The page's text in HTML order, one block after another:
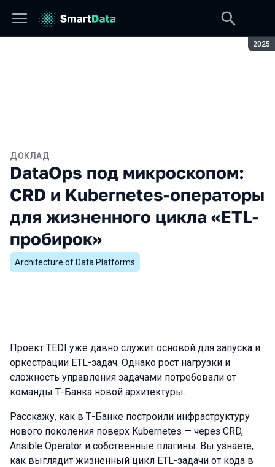
2025
ДОКЛАД
DataOps под микроскопом:
CRD и Kubernetes-операторы
для жизненного цикла «ETL-
пробирок»
Architecture of Data Platforms
Проект TEDI уже давно служит основой для запуска и
оркестрации ETL-задач. Однако рост нагрузки и
сложность управления задачами потребовали от
команды Т-Банка новой архитектуры.
Расскажу, как в Т-Банке построили инфраструктуру
нового поколения поверх Kubernetes — через CRD,
Ansible Operator и собственные плагины. Вы узнаете,
как выглядит жизненный цикл ETL-задачи от кода в